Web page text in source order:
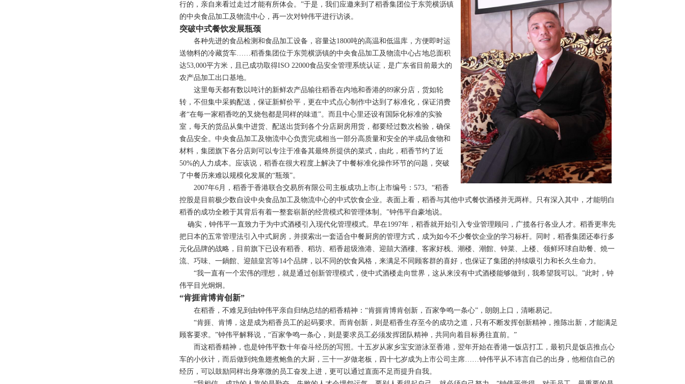
行的，亲自来看过走过才能有所体会。”于是，我们应邀来到了稻香集团位于东莞横沥镇
的中央食品加工及物流中心，再一次对钟伟平进行访谈。
突破中式餐饮发展瓶颈
各种先进的食品检测和食品加工设备，容量达1800吨的高温和低温库，方便即时运
送物料的冷藏货车……稻香集团位于东莞横沥镇的中央食品加工及物流中心占地总面积
达53,000平方米，且已成功取得ISO 22000食品安全管理系统认证，是广东省目前最大的
农产品加工出口基地。
这里每天都有数以吨计的新鲜农产品输往稻香在内地和香港的89家分店，货如轮
转，不但集中采购配送，保证新鲜价平，更在中式点心制作中达到了标准化，保证消费
者“在每一家稻香吃的叉烧包都是同样的味道”。而且中心里还设有国际化标准的实验
室，每天的货品从集中进货、配送出货到各个分店厨房用货，都要经过数次检验，确保
食品安全。中央食品加工及物流中心负责完成相当一部分高质量和安全的半成品食物和
材料，集团旗下各分店则可以专注于准备其最终所提供的菜式，由此，稻香节约了近
50%的人力成本。应该说，稻香在很大程度上解决了中餐标准化操作环节的问题，突破
了中餐历来难以规模化发展的“瓶颈”。
2007年6月，稻香于香港联合交易所有限公司主板成功上市(上市编号：573。“稻香
控股是目前极少数自设中央食品加工及物流中心的中式饮食企业。表面上看，稻香与其他中式餐饮酒楼并无两样。只有深入其中，才能明白
稻香的成功全赖于其背后有着一整套崭新的经营模式和管理体制。”钟伟平自豪地说。
确实，钟伟平一直致力于为中式酒楼引入现代化管理模式。早在1997年，稻香就开始引入专业管理顾问，广揽各行各业人才。稻香更率先
把日本的五常管理法引入中式厨房，并摸索出一套适合中餐厨房的管理方式，成为如今不少餐饮企业的学习标杆。同时，稻香集团还奉行多
元化品牌的战略，目前旗下已设有稻香、稻坊、稻香超级渔港、迎囍大酒樓、客家好栈、潮楼、潮館、钟菜、上楼、领鲜环球自助餐、燒一
流、巧味、一鍋館、迎囍皇宮等14个品牌，以不同的饮食风格，来满足不同顾客群的喜好，也保证了集团的持续吸引力和长久生命力。
“我一直有一个宏伟的理想，就是通过创新管理模式，使中式酒楼走向世界，这从来没有中式酒楼能够做到，我希望我可以。”此时，钟
伟平目光炯炯。
“肯捱肯博肯创新”
在稻香，不难见到由钟伟平亲自归纳总结的稻香精神：“肯捱肯博肯创新，百家争鸣一条心”，朗朗上口，清晰易记。
“肯捱、肯博，这是成为稻香员工的起码要求。而肯创新，则是稻香生存至今的成功之道，只有不断发挥创新精神，推陈出新，才能满足
顾客要求。”钟伟平解释说，“百家争鸣一条心，则是要求员工必须发挥团队精神，共同向着目标勇往直前。”
而这稻香精神，也是钟伟平数十年奋斗经历的写照。十五岁从家乡宝安游泳至香港，翌年开始在香港一饭店打工，最初只是饭店推点心
车的小伙计，而后做到炖鱼翅煮鲍鱼的大厨，三十一岁做老板，四十七岁成为上市公司主席……钟伟平从不讳言自己的出身，他相信自己的
经历，可以鼓励同样出身寒微的员工奋发上进，更可以通过直面不足而提升自我。